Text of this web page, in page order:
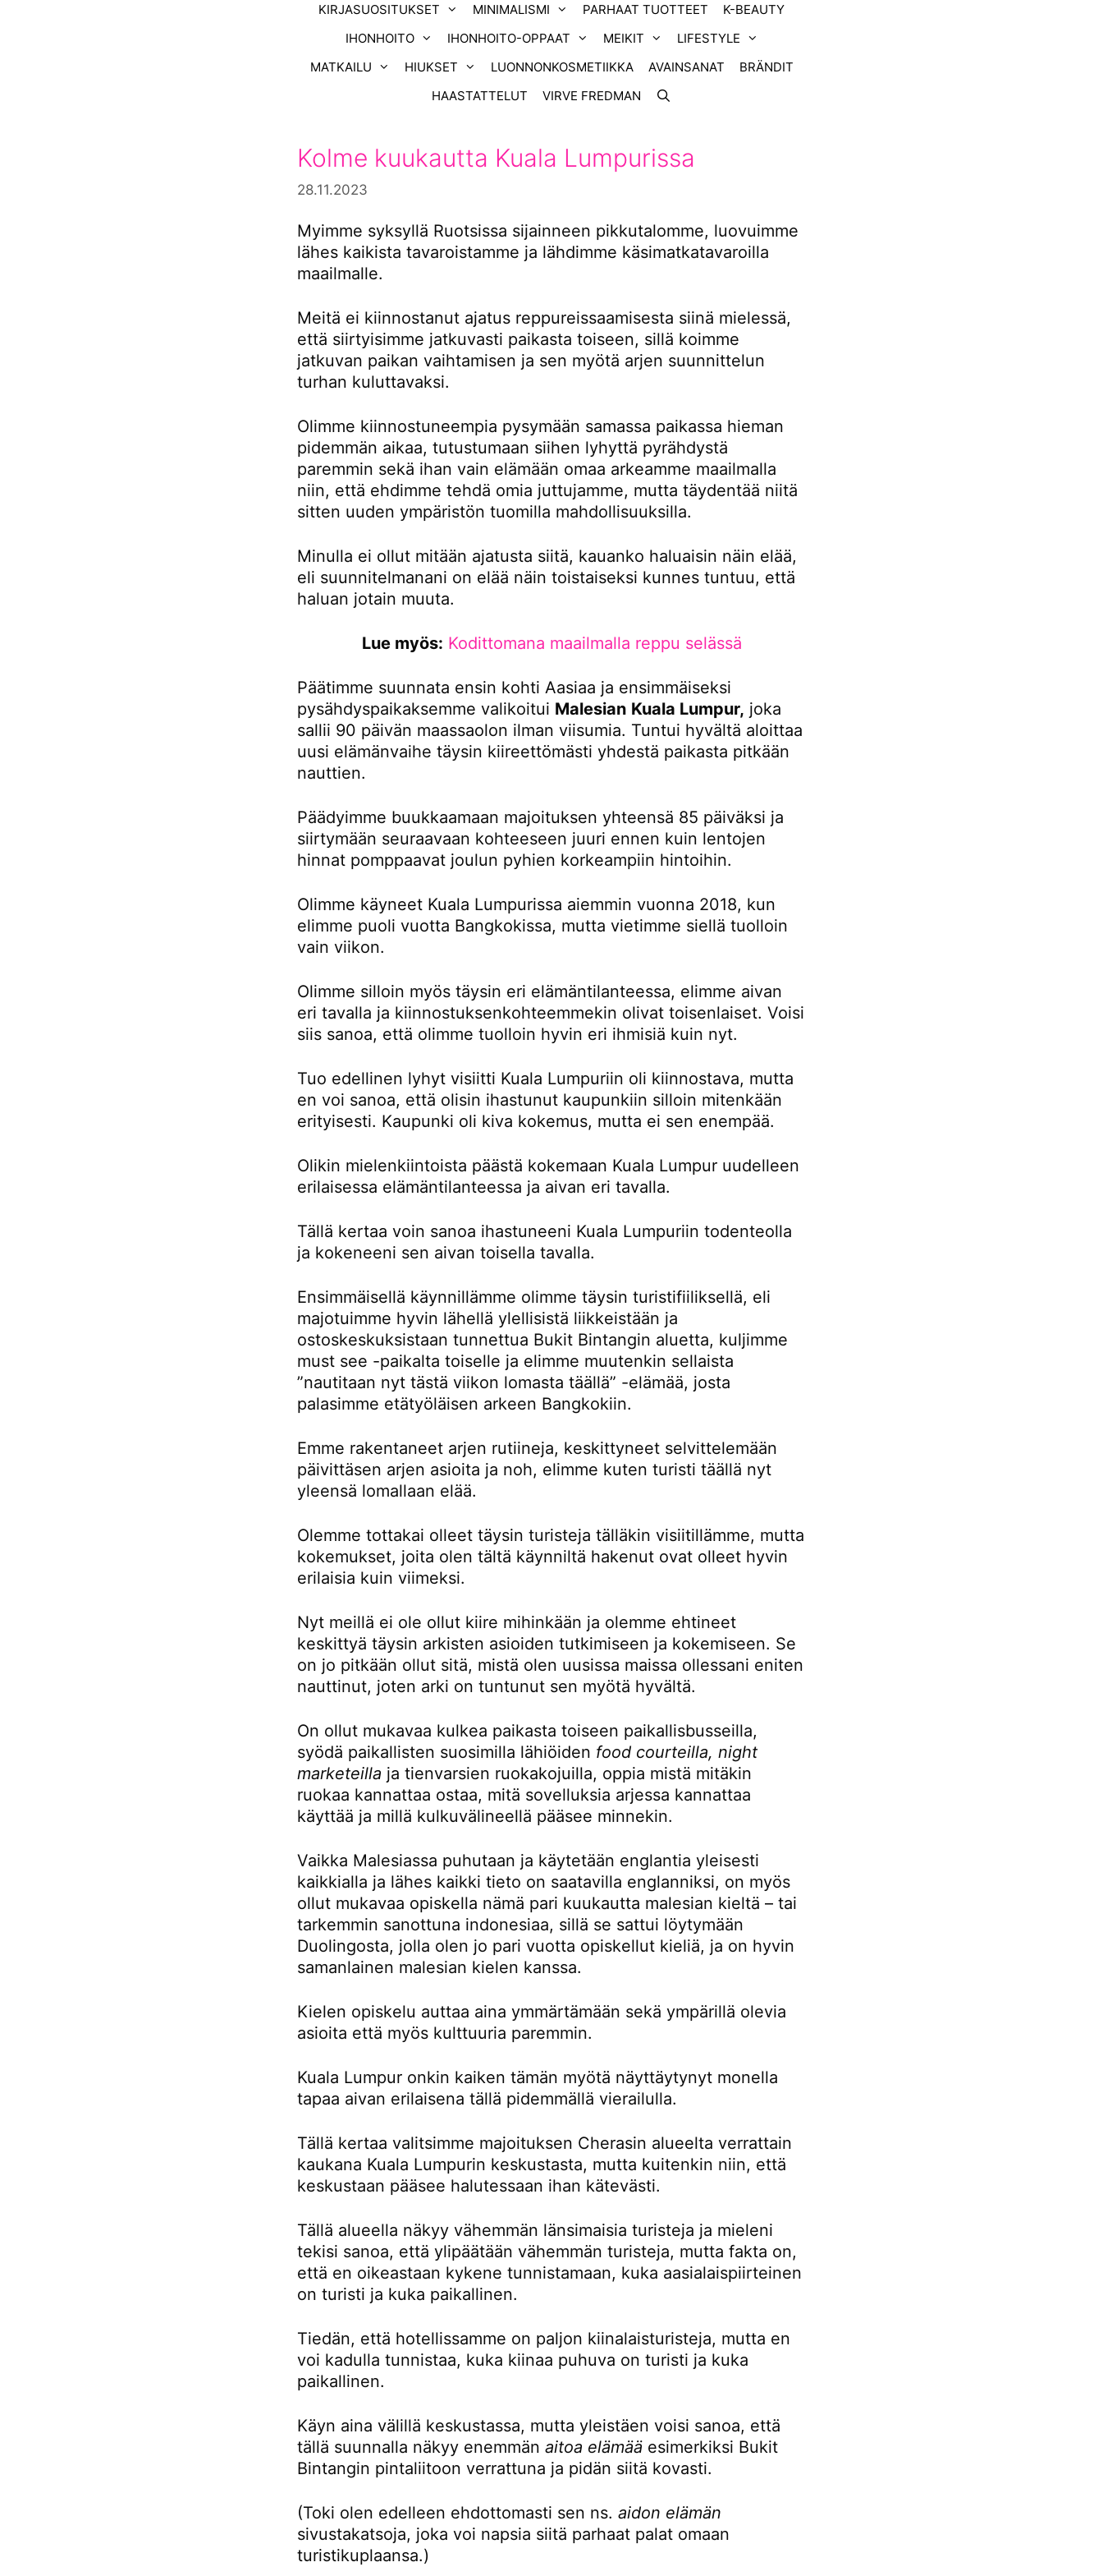
KIRJASUOSITUKSET MINIMALISMI PARHAAT TUOTTEET
K-BEAUTY
IHONHOITO
IHONHOITO-OPPAAT MEIKIT
LIFESTYLE
MATKAILU
HIUKSET LUONNONKOSMETIIKKA AVAINSANAT
BRÄNDIT
HAASTATTELUT
VIRVE FREDMAN
Kolme kuukautta Kuala Lumpurissa
28.11.2023
Myimme syksyllä Ruotsissa sijainneen pikkutalomme, luovuimme
lähes kaikista tavaroistamme ja lähdimme käsimatkatavaroilla
maailmalle.
Meitä ei kiinnostanut ajatus reppureissaamisesta siinä mielessä,
että siirtyisimme jatkuvasti paikasta toiseen, sillä koimme
jatkuvan paikan vaihtamisen ja sen myötä arjen suunnittelun
turhan kuluttavaksi.
Olimme kiinnostuneempia pysymään samassa paikassa hieman
pidemmän aikaa, tutustumaan siihen lyhyttä pyrähdystä
paremmin sekä ihan vain elämään omaa arkeamme maailmalla
niin, että ehdimme tehdä omia juttujamme, mutta täydentää niitä
sitten uuden ympäristön tuomilla mahdollisuuksilla.
Minulla ei ollut mitään ajatusta siitä, kauanko haluaisin näin elää,
eli suunnitelmanani on elää näin toistaiseksi kunnes tuntuu, että
haluan jotain muuta.
Lue myös: Kodittomana maailmalla reppu selässä
Päätimme suunnata ensin kohti Aasiaa ja ensimmäiseksi
pysähdyspaikaksemme valikoitui Malesian Kuala Lumpur, joka
sallii 90 päivän maassaolon ilman viisumia. Tuntui hyvältä aloittaa
uusi elämänvaihe täysin kiireettömästi yhdestä paikasta pitkään
nauttien.
Päädyimme buukkaamaan majoituksen yhteensä 85 päiväksi ja
siirtymään seuraavaan kohteeseen juuri ennen kuin lentojen
hinnat pomppaavat joulun pyhien korkeampiin hintoihin.
Olimme käyneet Kuala Lumpurissa aiemmin vuonna 2018, kun
elimme puoli vuotta Bangkokissa, mutta vietimme siellä tuolloin
vain viikon.
Olimme silloin myös täysin eri elämäntilanteessa, elimme aivan
eri tavalla ja kiinnostuksenkohteemmekin olivat toisenlaiset. Voisi
siis sanoa, että olimme tuolloin hyvin eri ihmisiä kuin nyt.
Tuo edellinen lyhyt visiitti Kuala Lumpuriin oli kiinnostava, mutta
en voi sanoa, että olisin ihastunut kaupunkiin silloin mitenkään
erityisesti. Kaupunki oli kiva kokemus, mutta ei sen enempää.
Olikin mielenkiintoista päästä kokemaan Kuala Lumpur uudelleen
erilaisessa elämäntilanteessa ja aivan eri tavalla.
Tällä kertaa voin sanoa ihastuneeni Kuala Lumpuriin todenteolla
ja kokeneeni sen aivan toisella tavalla.
Ensimmäisellä käynnillämme olimme täysin turistifiiliksellä, eli
majotuimme hyvin lähellä ylellisistä liikkeistään ja
ostoskeskuksistaan tunnettua Bukit Bintangin aluetta, kuljimme
must see -paikalta toiselle ja elimme muutenkin sellaista
”nautitaan nyt tästä viikon lomasta täällä” -elämää, josta
palasimme etätyöläisen arkeen Bangkokiin.
Emme rakentaneet arjen rutiineja, keskittyneet selvittelemään
päivittäsen arjen asioita ja noh, elimme kuten turisti täällä nyt
yleensä lomallaan elää.
Olemme tottakai olleet täysin turisteja tälläkin visiitillämme, mutta
kokemukset, joita olen tältä käynniltä hakenut ovat olleet hyvin
erilaisia kuin viimeksi.
Nyt meillä ei ole ollut kiire mihinkään ja olemme ehtineet
keskittyä täysin arkisten asioiden tutkimiseen ja kokemiseen. Se
on jo pitkään ollut sitä, mistä olen uusissa maissa ollessani eniten
nauttinut, joten arki on tuntunut sen myötä hyvältä.
On ollut mukavaa kulkea paikasta toiseen paikallisbusseilla,
syödä paikallisten suosimilla lähiöiden food courteilla, night
marketeilla ja tienvarsien ruokakojuilla, oppia mistä mitäkin
ruokaa kannattaa ostaa, mitä sovelluksia arjessa kannattaa
käyttää ja millä kulkuvälineellä pääsee minnekin.
Vaikka Malesiassa puhutaan ja käytetään englantia yleisesti
kaikkialla ja lähes kaikki tieto on saatavilla englanniksi, on myös
ollut mukavaa opiskella nämä pari kuukautta malesian kieltä – tai
tarkemmin sanottuna indonesiaa, sillä se sattui löytymään
Duolingosta, jolla olen jo pari vuotta opiskellut kieliä, ja on hyvin
samanlainen malesian kielen kanssa.
Kielen opiskelu auttaa aina ymmärtämään sekä ympärillä olevia
asioita että myös kulttuuria paremmin.
Kuala Lumpur onkin kaiken tämän myötä näyttäytynyt monella
tapaa aivan erilaisena tällä pidemmällä vierailulla.
Tällä kertaa valitsimme majoituksen Cherasin alueelta verrattain
kaukana Kuala Lumpurin keskustasta, mutta kuitenkin niin, että
keskustaan pääsee halutessaan ihan kätevästi.
Tällä alueella näkyy vähemmän länsimaisia turisteja ja mieleni
tekisi sanoa, että ylipäätään vähemmän turisteja, mutta fakta on,
että en oikeastaan kykene tunnistamaan, kuka aasialaispiirteinen
on turisti ja kuka paikallinen.
Tiedän, että hotellissamme on paljon kiinalaisturisteja, mutta en
voi kadulla tunnistaa, kuka kiinaa puhuva on turisti ja kuka
paikallinen.
Käyn aina välillä keskustassa, mutta yleistäen voisi sanoa, että
tällä suunnalla näkyy enemmän aitoa elämää esimerkiksi Bukit
Bintangin pintaliitoon verrattuna ja pidän siitä kovasti.
(Toki olen edelleen ehdottomasti sen ns. aidon elämän
sivustakatsoja, joka voi napsia siitä parhaat palat omaan
turistikuplaansa.)